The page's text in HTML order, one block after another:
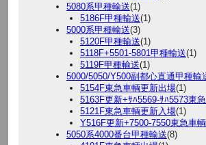
5080系甲種輸送(1)
5186F甲種輸送(1)
5000系甲種輸送(3)
5120F甲種輸送(1)
5118F+5501-5801甲種輸送(1)
5119F甲種輸送(1)
5000/5050/Y500副都心直通甲種輸
5154F東急車輌更新出場(1)
5163F更新+ｻﾊ5569-ｻﾊ5573東
5121F東急車輌更新入場(1)
Y516F更新+7500-7550東急車
5050系4000番台甲種輸送(8)